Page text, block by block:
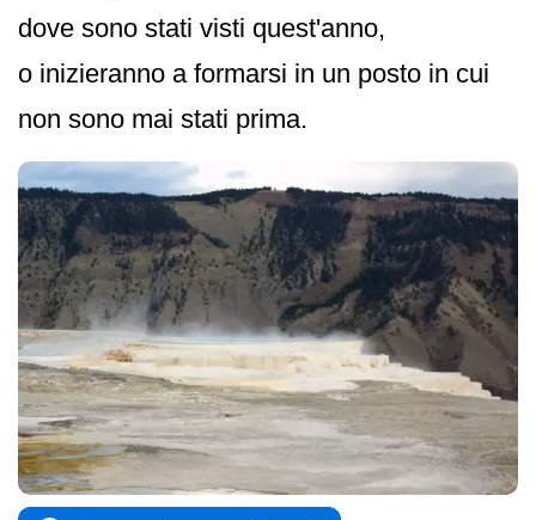
dove sono stati visti quest'anno,
o inizieranno a formarsi in un posto in cui
non sono mai stati prima.